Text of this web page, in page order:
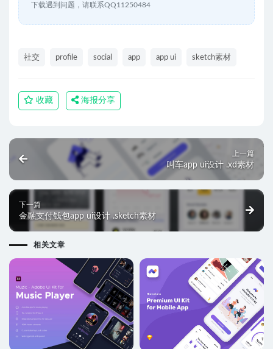
下载遇到问题，请联系QQ11250484
社交 profile social app app ui sketch素材
收藏 海报分享
上一篇
叫车app ui设计 .xd素材
下一篇
金融支付钱包app ui设计 .sketch素材
相关文章